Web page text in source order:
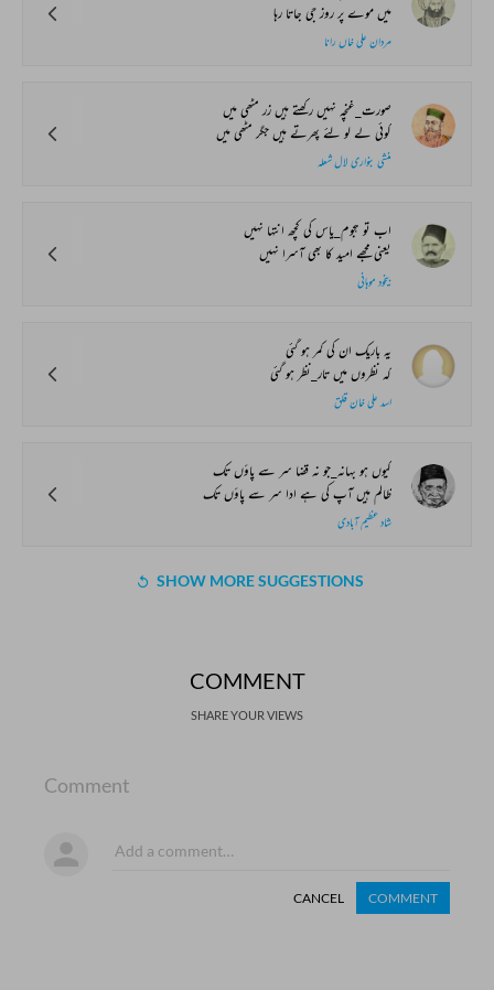
میں موے پر روز جی جاتا رہا
مردان علی خاں رانا
صورت_غنچہ نہیں رکھتے ہیں زر مٹھی میں
کوئی لے لو لئے پھرتے ہیں جگر مٹھی میں
منشی بنواری لال شعلہ
اب تو ہجوم_یاس کی کچھ انتہا نہیں
یعنی مجھے امید کا بھی آسرا نہیں
بیخود موہانی
یہ باریک ان کی کمر ہو گئی
کہ نظروں میں تار_نظر ہو گئی
اسد علی خان قلق
کیوں ہو بہانہ_جو نہ قضا سر سے پاؤں تک
ظالم ہیں آپ کی ہے ادا سر سے پاؤں تک
شاد عظیم آبادی
SHOW MORE SUGGESTIONS
COMMENT
SHARE YOUR VIEWS
Comment
CANCEL COMMENT